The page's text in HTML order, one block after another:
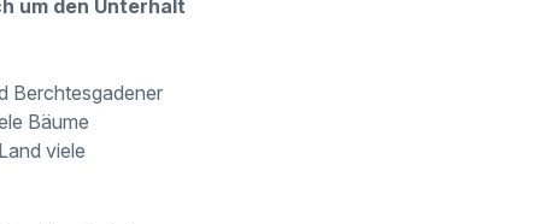
um den Unterhalt
Berchtesgadener
Bäume
viele